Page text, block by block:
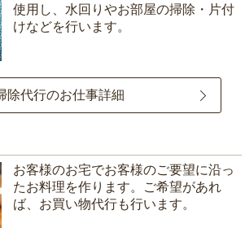
使用し、水回りやお部屋の掃除・片付
けなどを行います。
除代行のお仕事詳細
お客様のお宅でお客様のご要望に沿っ
たお料理を作ります。ご希望があれ
ば、お買い物代行も行います。